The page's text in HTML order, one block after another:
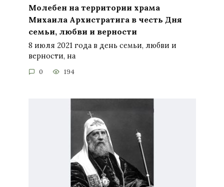
Молебен на территории храма
Михаила Архистратига в честь Дня
семьи, любви и верности
8 июля 2021 года в день семьи, любви и
верности, на
0 194